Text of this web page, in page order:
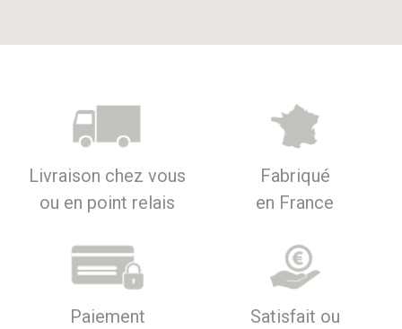
Livraison chez vous
ou en point relais
Fabriqué
en France
Paiement
Satisfait ou